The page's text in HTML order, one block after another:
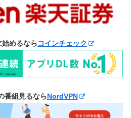
めるならコインチェック
番組見るならNordVPN